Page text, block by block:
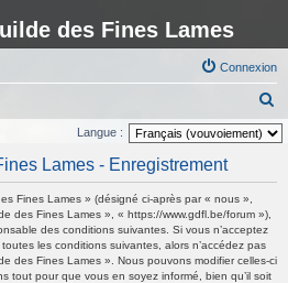
des Fines Lames
Connexion
e
c
Langue :
Lames - Enregistrement
Fines Lames » (désigné ci-après par « nous »,
des Fines Lames », « https://www.gdfl.be/forum »),
des conditions suivantes. Si vous n’acceptez
les conditions suivantes, alors n’accédez pas
des Fines Lames ». Nous pouvons modifier celles-ci
tout pour que vous en soyez informé, bien qu’il soit